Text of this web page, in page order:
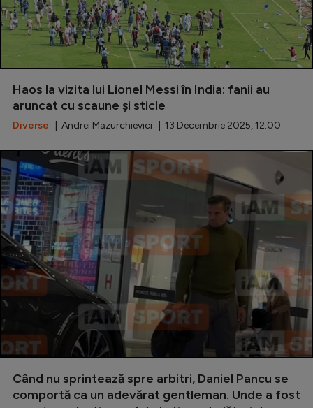
Tenis
Handbal
Natație
Gimnastică
Auto
Rugby
Ciclism
Alte sporturi
JO 2024
JO 2026
Haos la vizita lui Lionel Messi în India: fanii au
aruncat cu scaune și sticle
Diverse | Andrei Mazurchievici | 13 Decembrie 2025, 12:00
Când nu sprintează spre arbitri, Daniel Pancu se
comportă ca un adevărat gentleman. Unde a fost